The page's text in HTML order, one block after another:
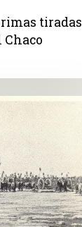
tiradas
Chaco